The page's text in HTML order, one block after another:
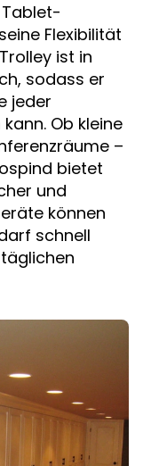
Flexibilität
ist in
sodass er
jeder
Ob kleine
–
bietet
und
können
schnell